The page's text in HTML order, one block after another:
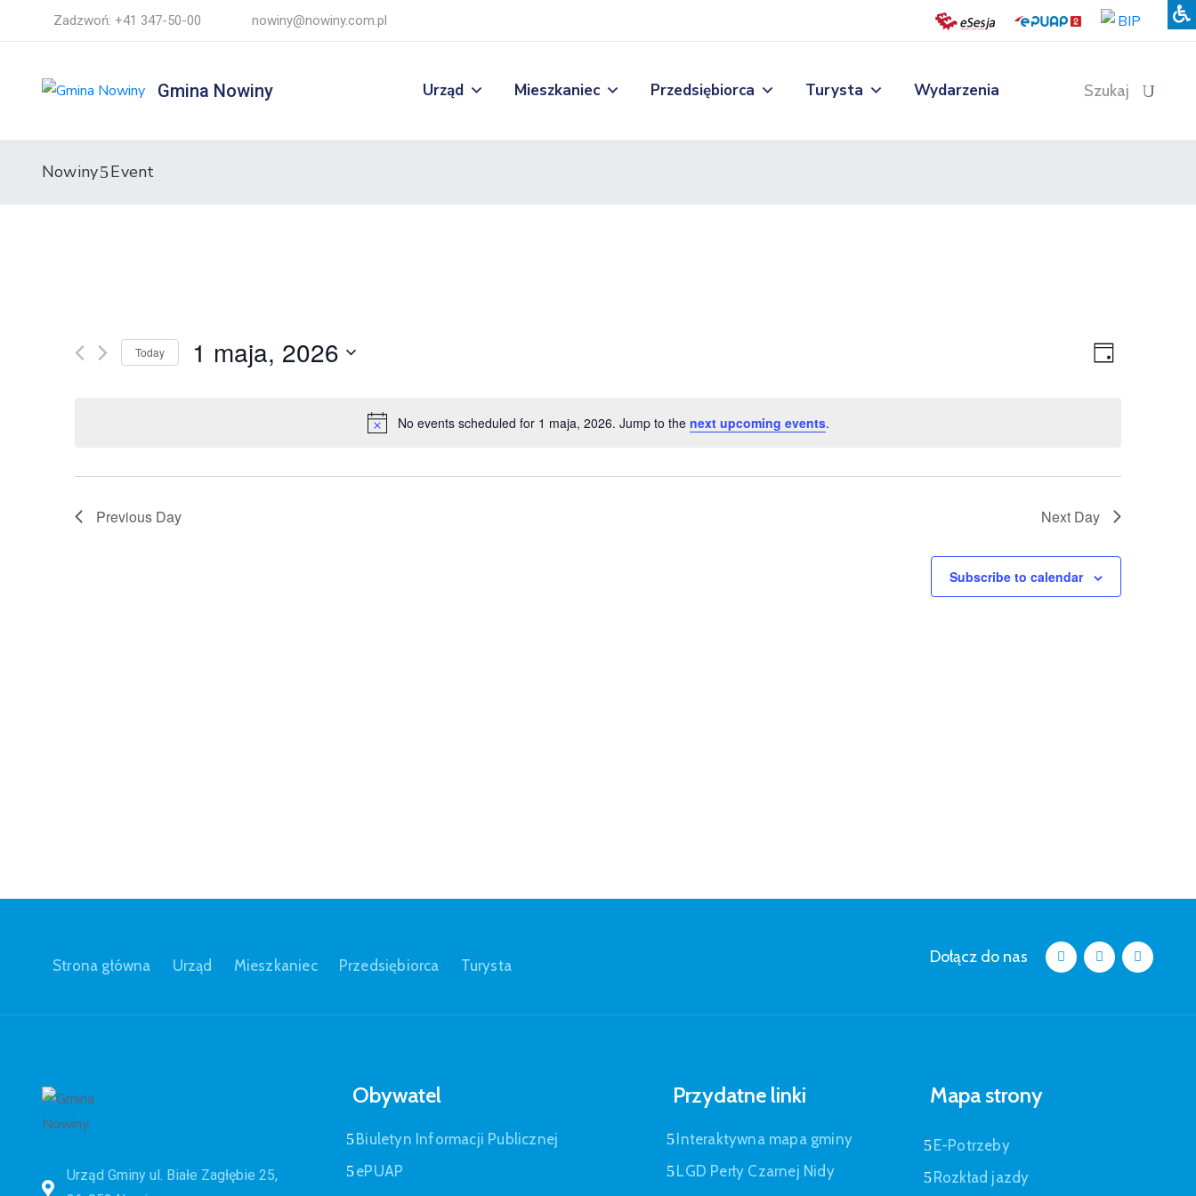
Zadzwoń: +41 347-50-00 nowiny@nowiny.com.pl
Gmina Nowiny Urząd Mieszkaniec Przedsiębiorca Turysta Wydarzenia Szukaj
Nowiny Event
No events scheduled for 1 maja, 2026. Jump to the next upcoming events.
Views
Event
Views
Day
Today 1 maja, 2026
Previous Day Next Day
Subscribe to calendar
Strona główna Urząd Mieszkaniec Przedsiębiorca Turysta Dołącz do nas
Urząd Gminy ul. Białe Zagłębie 25,
Obywatel
Biuletyn Informacji Publicznej
ePUAP
Przydatne linki
Interaktywna mapa gminy
LGD Perły Czarnej Nidy
Mapa strony
E-Potrzeby
Rozkład jazdy